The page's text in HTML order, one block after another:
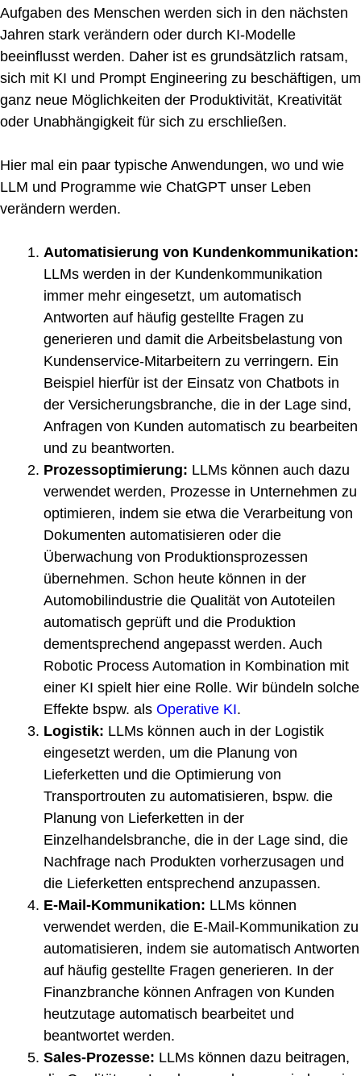
Aufgaben des Menschen werden sich in den nächsten
Jahren stark verändern oder durch KI-Modelle
beeinflusst werden. Daher ist es grundsätzlich ratsam,
sich mit KI und Prompt Engineering zu beschäftigen, um
ganz neue Möglichkeiten der Produktivität, Kreativität
oder Unabhängigkeit für sich zu erschließen.
Hier mal ein paar typische Anwendungen, wo und wie
LLM und Programme wie ChatGPT unser Leben
verändern werden.
Automatisierung von Kundenkommunikation:
LLMs werden in der Kundenkommunikation
immer mehr eingesetzt, um automatisch
Antworten auf häufig gestellte Fragen zu
generieren und damit die Arbeitsbelastung von
Kundenservice-Mitarbeitern zu verringern. Ein
Beispiel hierfür ist der Einsatz von Chatbots in
der Versicherungsbranche, die in der Lage sind,
Anfragen von Kunden automatisch zu bearbeiten
und zu beantworten.
Prozessoptimierung: LLMs können auch dazu
verwendet werden, Prozesse in Unternehmen zu
optimieren, indem sie etwa die Verarbeitung von
Dokumenten automatisieren oder die
Überwachung von Produktionsprozessen
übernehmen. Schon heute können in der
Automobilindustrie die Qualität von Autoteilen
automatisch geprüft und die Produktion
dementsprechend angepasst werden. Auch
Robotic Process Automation in Kombination mit
einer KI spielt hier eine Rolle. Wir bündeln solche
Effekte bspw. als Operative KI.
Logistik: LLMs können auch in der Logistik
eingesetzt werden, um die Planung von
Lieferketten und die Optimierung von
Transportrouten zu automatisieren, bspw. die
Planung von Lieferketten in der
Einzelhandelsbranche, die in der Lage sind, die
Nachfrage nach Produkten vorherzusagen und
die Lieferketten entsprechend anzupassen.
E-Mail-Kommunikation: LLMs können
verwendet werden, die E-Mail-Kommunikation zu
automatisieren, indem sie automatisch Antworten
auf häufig gestellte Fragen generieren. In der
Finanzbranche können Anfragen von Kunden
heutzutage automatisch bearbeitet und
beantwortet werden.
Sales-Prozesse: LLMs können dazu beitragen,